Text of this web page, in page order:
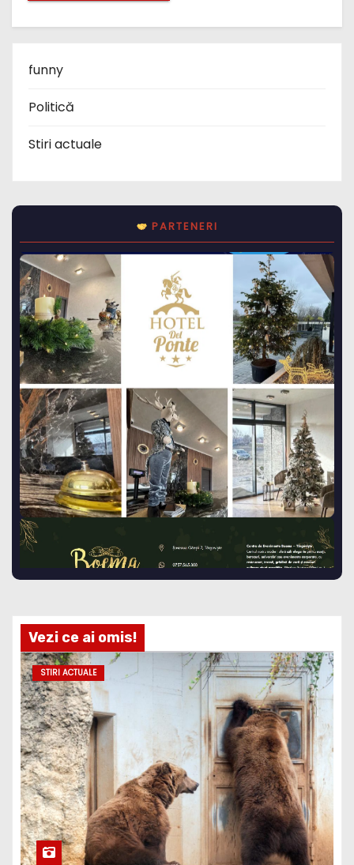
funny
Politică
Stiri actuale
PARTENERI
Vezi ce ai omis!
STIRI ACTUALE